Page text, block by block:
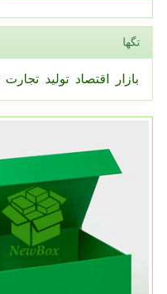
تگها
بازار اقتصاد تولید تجارت